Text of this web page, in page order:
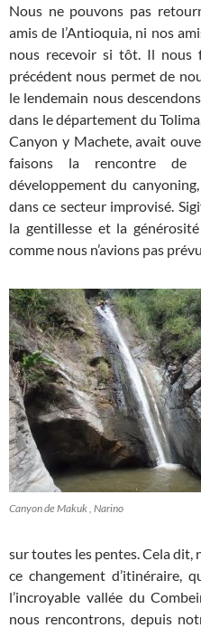
Nous ne pouvons pas
amis de l’Antioquia, ni nos
nous recevoir si tôt. Il
précédent nous permet de
le lendemain nous
dans le département du
Canyon y Machete, avait
faisons la rencontre de
développement du
dans ce secteur improvisé.
la gentillesse et la
comme nous n’avions pas
Canyon de Makuk , Narino
sur toutes les pentes. Cela dit,
ce changement d’itinéraire,
l’incroyable vallée du
nous rencontrons, depuis